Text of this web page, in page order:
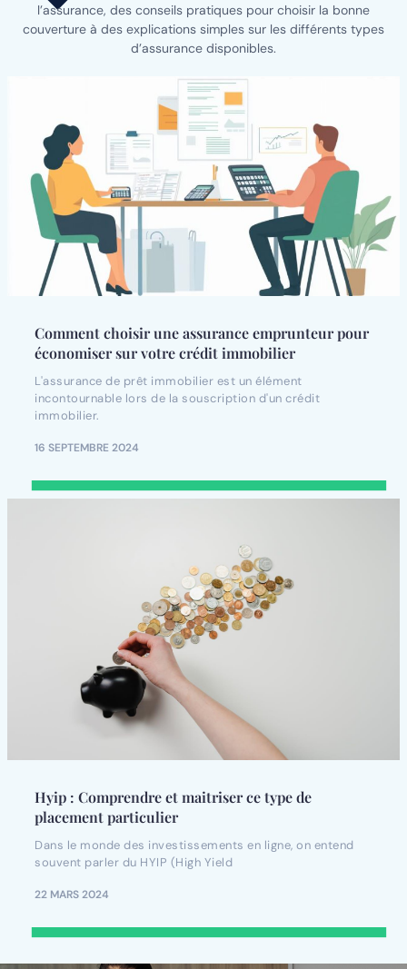
l’assurance, des conseils pratiques pour choisir la bonne
couverture à des explications simples sur les différents types
d’assurance disponibles.
Comment choisir une assurance emprunteur pour
économiser sur votre crédit immobilier
L'assurance de prêt immobilier est un élément
incontournable lors de la souscription d'un crédit
immobilier.
16 SEPTEMBRE 2024
Hyip : Comprendre et maitriser ce type de
placement particulier
Dans le monde des investissements en ligne, on entend
souvent parler du HYIP (High Yield
22 MARS 2024